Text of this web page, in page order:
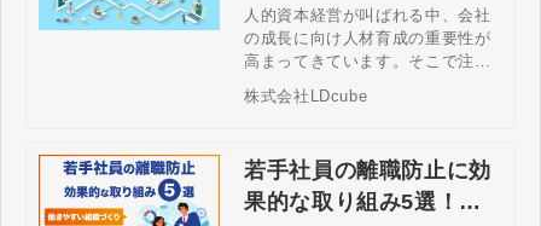
策をしなければなりません。 この
記事では、建設業における2024年
問題の概要や働き方改革実現に向
けた取り組みについて詳しく解説
リットとは？
人的資本経営が叫ばれる中、会社
の成長に向け人材育成の重要性が
高まってきています。そこで注目
されているのが、企業内大学で
す。企業内大学とは何でしょう
ント、具体的な事例まで詳しく解
説します。
株式会社LDcube
若手社員の離職防止に効
果的な取り組み5選！人